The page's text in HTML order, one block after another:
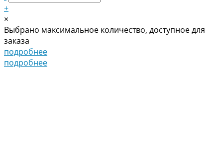
+
×
Выбрано максимальное количество, доступное для
заказа
подробнее
подробнее